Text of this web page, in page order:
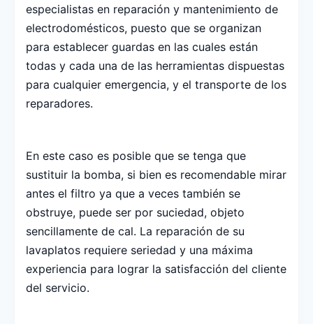
especialistas en reparación y mantenimiento de
electrodomésticos, puesto que se organizan
para establecer guardas en las cuales están
todas y cada una de las herramientas dispuestas
para cualquier emergencia, y el transporte de los
reparadores.
En este caso es posible que se tenga que
sustituir la bomba, si bien es recomendable mirar
antes el filtro ya que a veces también se
obstruye, puede ser por suciedad, objeto
sencillamente de cal. La reparación de su
lavaplatos requiere seriedad y una máxima
experiencia para lograr la satisfacción del cliente
del servicio.